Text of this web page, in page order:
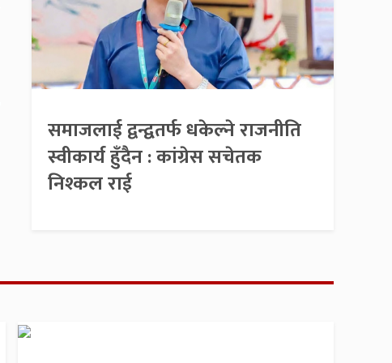
समाजलाई द्वन्द्वतर्फ धकेल्ने राजनीति
स्वीकार्य हुँदैन : कांग्रेस सचेतक
निश्कल राई